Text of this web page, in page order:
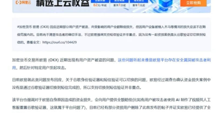
圈
新
闻
行
情
分